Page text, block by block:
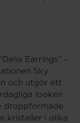
Earrings" -
Sky
och utgör ett
looken
droppformade
kristaller i olika